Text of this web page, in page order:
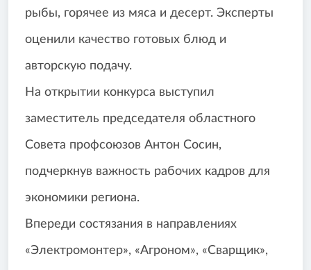
рыбы, горячее из мяса и десерт. Эксперты
оценили качество готовых блюд и
авторскую подачу.
На открытии конкурса выступил
заместитель председателя областного
Совета профсоюзов Антон Сосин,
подчеркнув важность рабочих кадров для
экономики региона.
Впереди состязания в направлениях
«Электромонтер», «Агроном», «Сварщик»,